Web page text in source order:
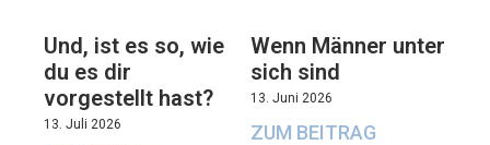
Und, ist es so, wie
du es dir
vorgestellt hast?
13. Juli 2026
Wenn Männer unter
sich sind
13. Juni 2026
ZUM BEITRAG